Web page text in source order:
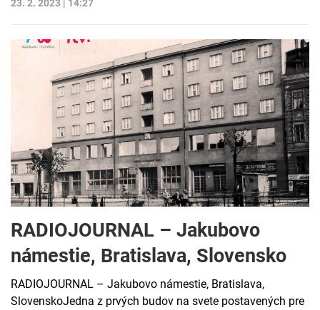
23. 2. 2023 | 14:27
RADIOJOURNAL – Jakubovo
námestie, Bratislava, Slovensko
RADIOJOURNAL – Jakubovo námestie, Bratislava,
SlovenskoJedna z prvých budov na svete postavených pre